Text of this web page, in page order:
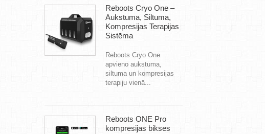
Reboots Cryo One –
Aukstuma, Siltuma,
Kompresijas Terapijas
Sistēma
Reboots Cryo One
apvieno aukstuma,
siltuma un kompresijas
terapiju vienā...
Reboots ONE Pro
kompresijas bikses